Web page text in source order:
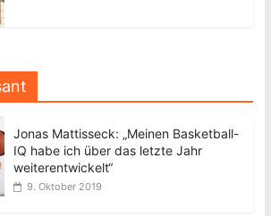
Jonas Mattisseck: „Meinen Basketball-
IQ habe ich über das letzte Jahr
weiterentwickelt“
9. Oktober 2019